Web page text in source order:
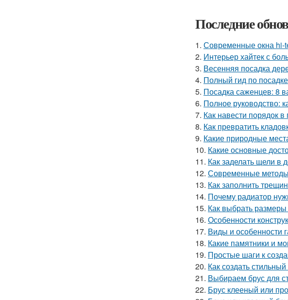
Последние
1. Современные окна hi-
2. Интерьер хайтек с
3. Весенняя посадка
4. Полный гид по
5. Посадка саженцев: 8
6. Полное руководство:
7. Как навести порядок
8. Как превратить
9. Какие природные
10. Какие основные
11. Как заделать щели
12. Современные методы
13. Как заполнить
14. Почему радиатор
15. Как выбрать
16. Особенности
17. Виды и особенности
18. Какие памятники и
19. Простые шаги к
20. Как создать
21. Выбираем брус для
22. Брус клееный или